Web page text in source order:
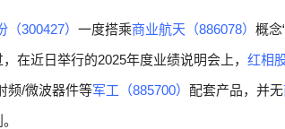
（300427） 一度搭乘商业航天（886078） 概念
在近日举行的2025年度业绩说明会上， 红相
频/微波器件等军工（885700） 配套产品，并无